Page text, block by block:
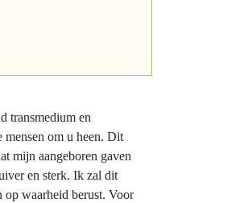
transmedium en
om u heen. Dit
mijn aangeboren gaven
en sterk. Ik zal dit
waarheid berust. Voor